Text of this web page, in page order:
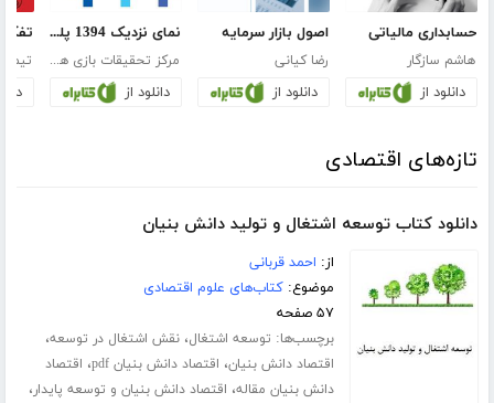
حسابداری مالیاتی
هاشم سازگار
دانلود از
اصول بازار سرمایه
رضا کیانی
دانلود از
نمای نزدیک 1394 پلتفرم رایانه: بازیابی
مرکز تحقیقات بازی های دیجیتال (DIREC)
دانلود از
تیم
تازه‌های اقتصادی
دانلود کتاب توسعه اشتغال و تولید دانش بنیان
از: احمد قربانی
موضوع:کتاب‌های علوم اقتصادی
۵۷ صفحه
برچسب‌ها: توسعه اشتغال،نقش اشتغال در توسعه،
اقتصاد دانش بنیان، اقتصاد دانش بنیان pdf ، اقتصاد
دانش بنیان مقاله، اقتصاد دانش بنیان و توسعه پایدار،